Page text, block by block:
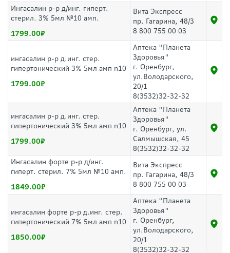
Ингасалин р-р д/инг. гиперт.
стерил. 3% 5мл №10 амп.
1799.00
Вита Экспресс
пр. Гагарина, 48/3
8 800 755 00 03
ингасалин р-р д.инг. стер.
гипертонический 3% 5мл амп n10
1799.00
Аптека "Планета
Здоровья"
г. Оренбург,
ул.Володарского,
20/1
8(3532)32-32-32
ингасалин р-р д.инг. стер.
гипертонический 3% 5мл амп n10
1799.00
Аптека "Планета
Здоровья"
г. Оренбург, ул.
Салмышская, 45
8(3532)32-32-32
Ингасалин форте р-р д/инг.
гиперт. стерил. 7% 5мл №10 амп.
1849.00
Вита Экспресс
пр. Гагарина, 48/3
8 800 755 00 03
ингасалин форте р-р д.инг. стер.
гипертонический 7% 5мл амп n10
1850.00
Аптека "Планета
Здоровья"
г. Оренбург,
ул.Володарского,
20/1
8(3532)32-32-32